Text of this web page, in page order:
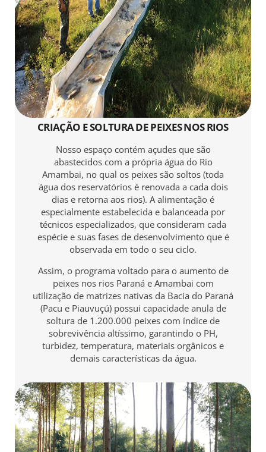
CRIAÇÃO E SOLTURA DE PEIXES NOS RIOS
Nosso espaço contém açudes que são
abastecidos com a própria água do Rio
Amambai, no qual os peixes são soltos (toda
água dos reservatórios é renovada a cada dois
dias e retorna aos rios). A alimentação é
especialmente estabelecida e balanceada por
técnicos especializados, que consideram cada
espécie e suas fases de desenvolvimento que é
observada em todo o seu ciclo.
Assim, o programa voltado para o aumento de
peixes nos rios Paraná e Amambai com
utilização de matrizes nativas da Bacia do Paraná
(Pacu e Piauvuçú) possui capacidade anula de
soltura de 1.200.000 peixes com índice de
sobrevivência altíssimo, garantindo o PH,
turbidez, temperatura, materiais orgânicos e
demais características da água.